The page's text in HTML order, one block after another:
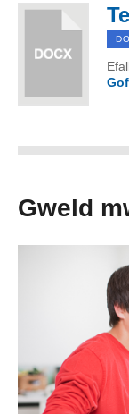
Gweld